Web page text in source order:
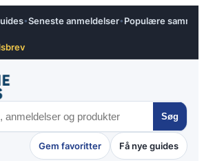
•Seneste anmeldelser• Populære
Søg
Gem favoritter Få nye guides